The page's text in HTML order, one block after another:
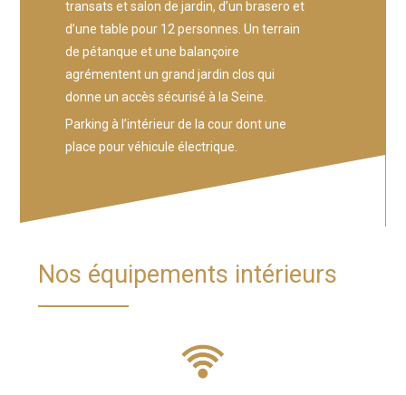
transats et salon de jardin, d’un brasero et
d’une table pour 12 personnes. Un terrain
de pétanque et une balançoire
agrémentent un grand jardin clos qui
donne un accès sécurisé à la Seine.
Parking à l’intérieur de la cour dont une
place pour véhicule électrique.
Nos équipements intérieurs